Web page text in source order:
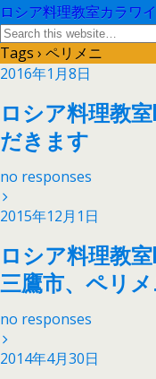
ロシア料理教室カラワイ
Tags › ペリメニ
2016年1月8日
ロシア料理教
だきます
no responses
2015年12月1日
ロシア料理教
三鷹市、ペリ
no responses
2014年4月30日